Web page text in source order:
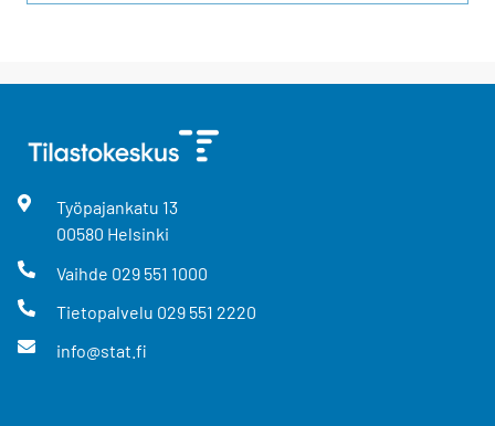
Työpajankatu 13
00580 Helsinki
Vaihde 029 551 1000
Tietopalvelu 029 551 2220
info@stat.fi